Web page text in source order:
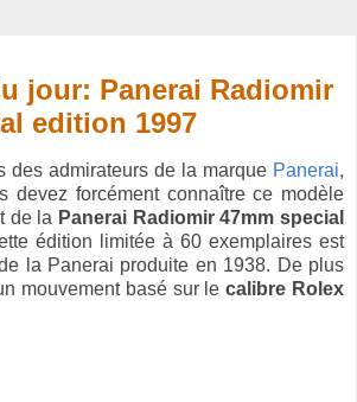
jour: Panerai Radiomir
edition 1997
des admirateurs de la marque Panerai,
devez forcément connaître ce modèle
de la Panerai Radiomir 47mm special
édition limitée à 60 exemplaires est
la Panerai produite en 1938. De plus
mouvement basé sur lecalibre Rolex